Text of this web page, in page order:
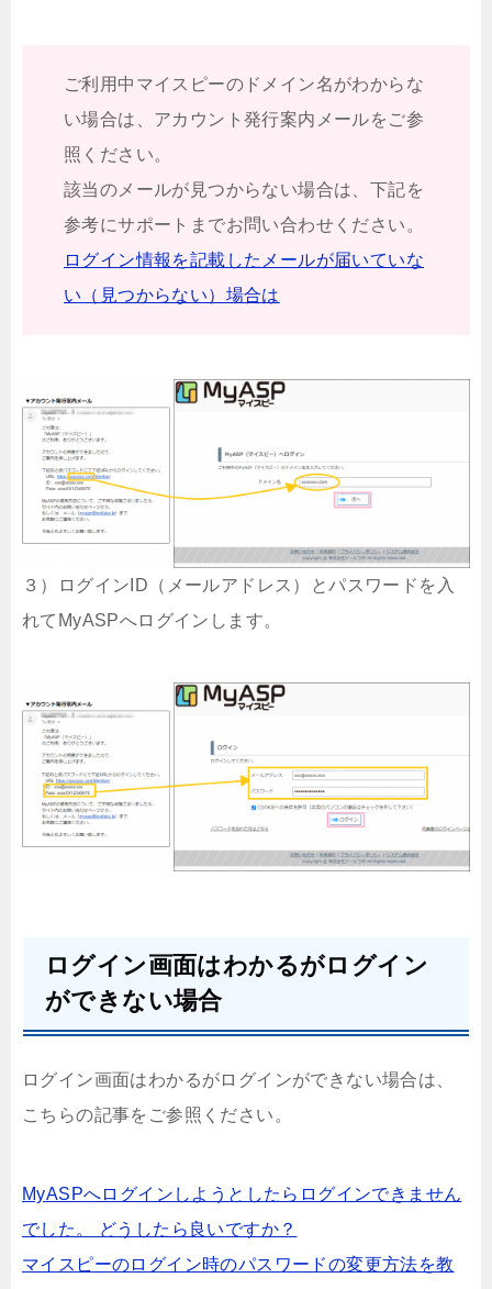
ご利用中マイスピーのドメイン名がわからな
い場合は、アカウント発行案内メールをご参
照ください。
該当のメールが見つからない場合は、下記を
参考にサポートまでお問い合わせください。
ログイン情報を記載したメールが届いていな
い（見つからない）場合は
３）ログインID（メールアドレス）とパスワードを入
れてMyASPへログインします。
ログイン画面はわかるがログイン
ができない場合
ログイン画面はわかるがログインができない場合は、
こちらの記事をご参照ください。
MyASPへログインしようとしたらログインできません
でした。 どうしたら良いですか？
マイスピーのログイン時のパスワードの変更方法を教